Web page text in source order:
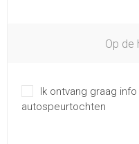
Op de
Ik ontvang graag
autospeurtochten